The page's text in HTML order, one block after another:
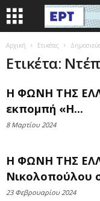
Αρχική Ετικέτες
Ετικέτα:
Η ΦΩΝΗ ΤΗΣ
εκπομπή «Η...
8 Μαρτίου 2024
Η ΦΩΝΗ ΤΗΣ
Νικολοπούλου
23 Φεβρουαρίου 2024